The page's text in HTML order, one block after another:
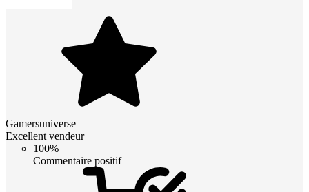
Gamersuniverse
Excellent vendeur
100%
Commentaire positif